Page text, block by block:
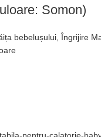
Somon)
bebelușului Îngrijire